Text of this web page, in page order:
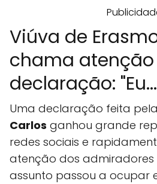
Viúva de
chama
declaração:
Uma declaração feita pela
Carlos ganhou grande
redes sociais e
atenção dos admiradores
assunto passou a ocupar